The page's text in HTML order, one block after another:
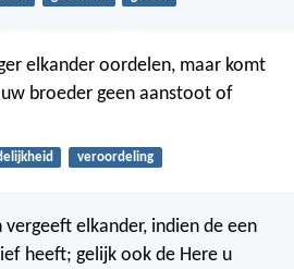
elkander oordelen, maar komt
broeder geen aanstoot of
veroordeling
elkander, indien de een
heeft; gelijk ook de Here u